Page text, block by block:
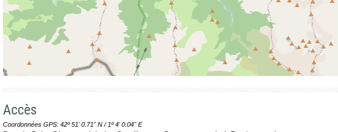
Accès
Coordonnées GPS: 42º 51' 0.71'' N / 1º 4' 0.04'' E